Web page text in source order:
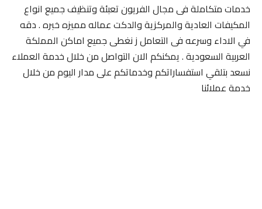
خدمات متكاملة فى مجال الفريون تعبئة وتنظيف جميع انواع
المكيفات العادية والمركزية والدكت عماله مميزه خبره . دقه
في الاداء وسرعه فى التعامل ز نغطى جميع اماكن المملكة
العربية السعودية . يمكنكم الان التواصل من خلال خدمة العملاء
نسعد بتلقي استفساراتكم وخدماتكم على مدار اليوم من خلال
خدمة عملائنا